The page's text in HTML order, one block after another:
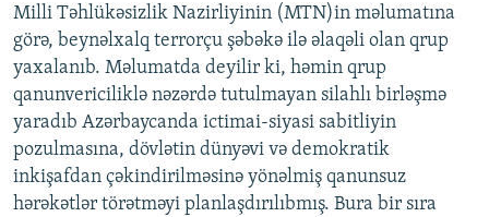
XƏBƏR BÜLLETENLƏRIMIZ
Milli Təhlükəsizlik Nazirliyinin (MTN)in məlumatına
görə, beynəlxalq terrorçu şəbəkə ilə əlaqəli olan qrup
yaxalanıb. Məlumatda deyilir ki, həmin qrup
qanunvericiliklə nəzərdə tutulmayan silahlı birləşmə
yaradıb Azərbaycanda ictimai-siyasi sabitliyin
pozulmasına, dövlətin dünyəvi və demokratik
inkişafdan çəkindirilməsinə yönəlmiş qanunsuz
hərəkətlər törətməyi planlaşdırılıbmış. Bura bir sıra